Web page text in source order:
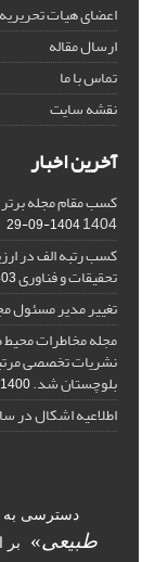
اعضای هیات تحریریه
ارسال مقاله
تماس با ما
نقشه سایت
آخرین اخبار
کسب مقام مجله
1404
1404-09-29
تحقیقات و فناوری01
تغییر مدیر مسئول
نشریات تخصصی
بلوچستان شد.1400-02-01
اطلاعیه اشکال در
دسترسی به
طبیعی» بر